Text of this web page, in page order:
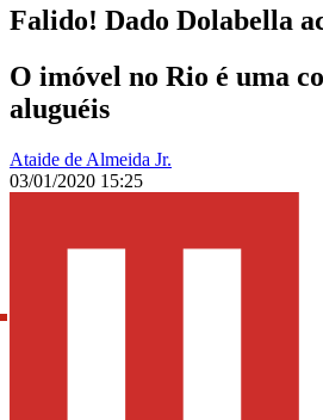
Falido! Dado Dolabella
O imóvel no Rio é uma
aluguéis
Ataide de Almeida Jr.
03/01/2020 15:25